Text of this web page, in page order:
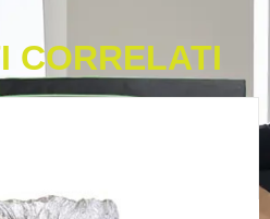
CORRELATI